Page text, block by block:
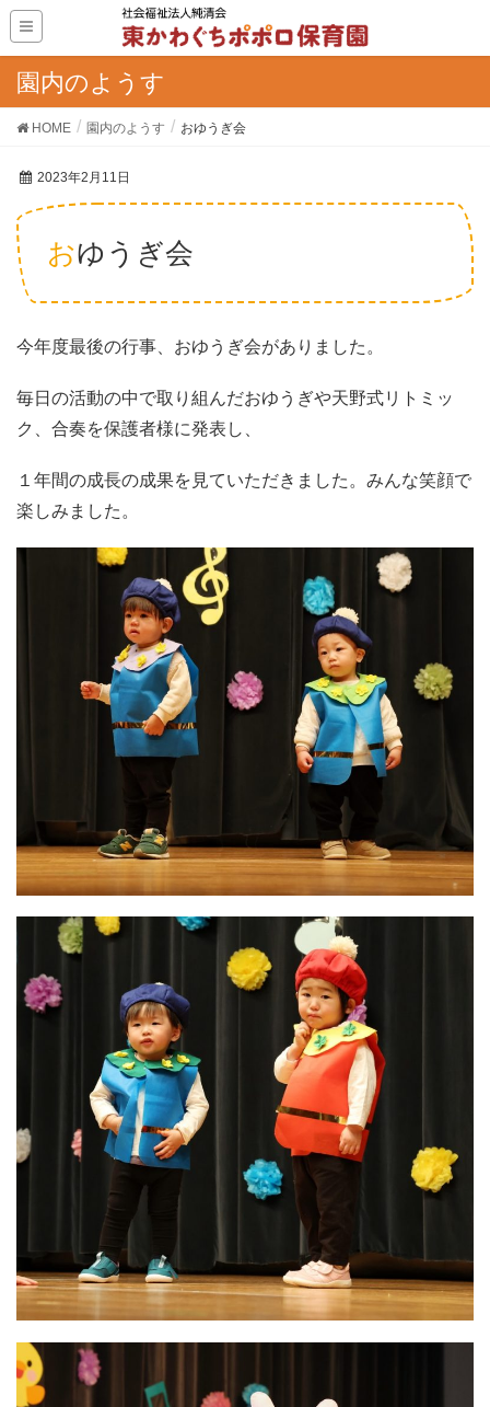
園内のようす
HOME 園内のようす おゆうぎ会
2023年2月11日
おゆうぎ会
今年度最後の行事、おゆうぎ会がありました。
毎日の活動の中で取り組んだおゆうぎや天野式リトミッ
ク、合奏を保護者様に発表し、
１年間の成長の成果を見ていただきました。みんな笑顔で
楽しみました。